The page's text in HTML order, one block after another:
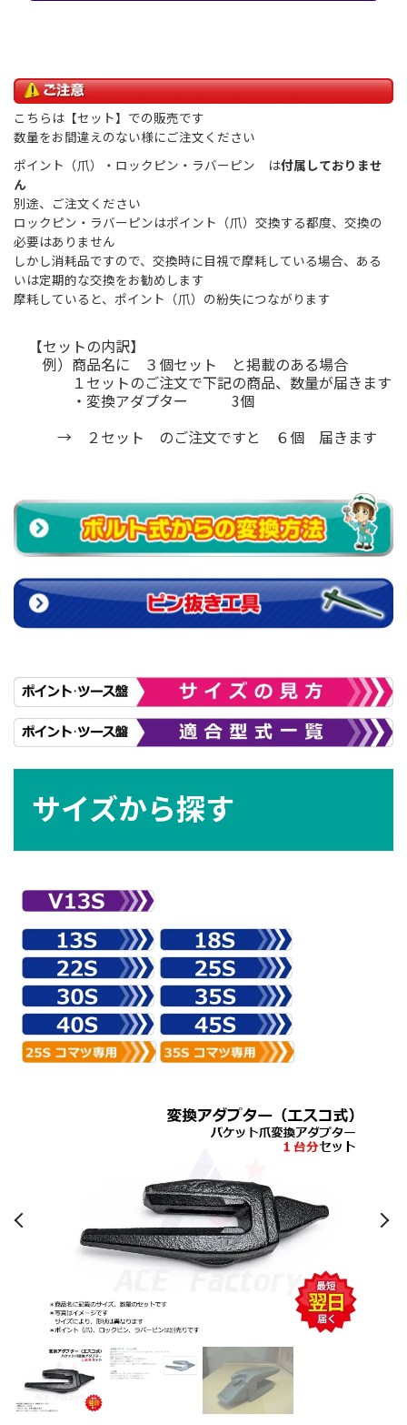
こちらは【セット】での販売です
数量をお間違えのない様にご注文ください
ポイント（爪）・ロックピン・ラバーピン は付属しておりませ
ん
別途、ご注文ください
ロックピン・ラバーピンはポイント（爪）交換する都度、交換の
必要はありません
しかし消耗品ですので、交換時に目視で摩耗している場合、ある
いは定期的な交換をお勧めします
摩耗していると、ポイント（爪）の紛失につながります
【セットの内訳】
例）商品名に ３個セット と掲載のある場合
１セットのご注文で下記の商品、数量が届きます
・変換アダプター 3個
→ ２セット のご注文ですと ６個 届きます
サイズから探す